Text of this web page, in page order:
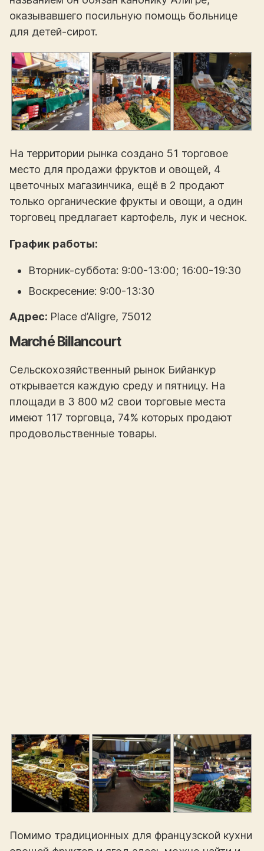
оказывавшего посильную помощь больнице
для детей-сирот.
На территории рынка создано 51 торговое
место для продажи фруктов и овощей, 4
цветочных магазинчика, ещё в 2 продают
только органические фрукты и овощи, а один
торговец предлагает картофель, лук и чеснок.
График работы:
Вторник-суббота: 9:00-13:00; 16:00-19:30
Воскресение: 9:00-13:30
Адрес: Place d’Aligre, 75012
Marché Billancourt
Сельскохозяйственный рынок Бийанкур
открывается каждую среду и пятницу. На
площади в 3 800 м2 свои торговые места
имеют 117 торговца, 74% которых продают
продовольственные товары.
Помимо традиционных для французской кухни